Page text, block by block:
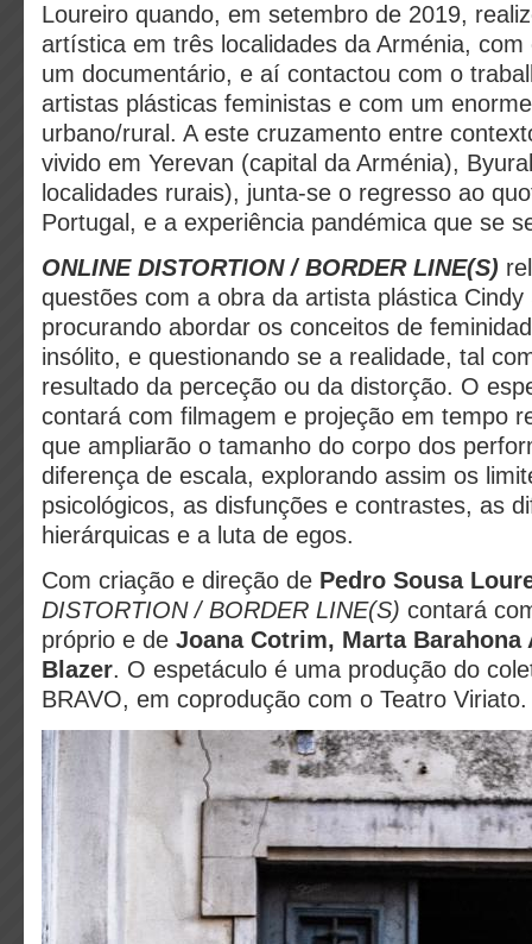
Loureiro quando, em setembro de 2019,
artística em três localidades da Arménia,
um documentário, e aí contactou com o
artistas plásticas feministas e com um
urbano/rural. A este cruzamento entre
vivido em Yerevan (capital da Arménia),
localidades rurais), junta-se o regresso ao
Portugal, e a experiência pandémica que se
ONLINE DISTORTION / BORDER LINE(S)
questões com a obra da artista plástica Cindy
procurando abordar os conceitos de
insólito, e questionando se a realidade, tal
resultado da perceção ou da distorção. O
contará com filmagem e projeção em tempo
que ampliarão o tamanho do corpo dos
diferença de escala, explorando assim os
psicológicos, as disfunções e contrastes, as
hierárquicas e a luta de egos.
Com criação e direção de Pedro Sousa
DISTORTION / BORDER LINE(S) contará
próprio e de Joana Cotrim, Marta Barahona
Blazer. O espetáculo é uma produção do
BRAVO, em coprodução com o Teatro Viriato.